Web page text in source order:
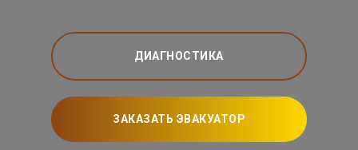
ДИАГНОСТИКА
ЗАКАЗАТЬ ЭВАКУАТОР